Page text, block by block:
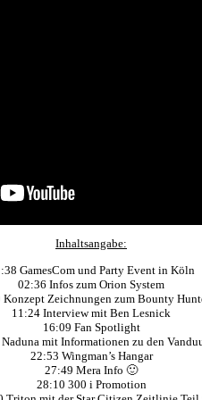
Inhaltsangabe:
GamesCom und Party Event in Köln
02:36 Infos zum Orion System
Konzept Zeichnungen zum Bounty
11:24 Interview mit Ben Lesnick
16:09 Fan Spotlight
mit Informationen zu den
22:53 Wingman’s Hangar
27:49 Mera Info 🙂
28:10 300 i Promotion